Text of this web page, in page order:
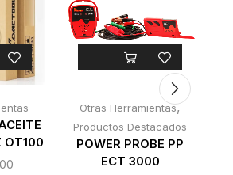
OT100
Otras Herramientas,
Productos Destacados
POWER PROBE PP
ECT 3000